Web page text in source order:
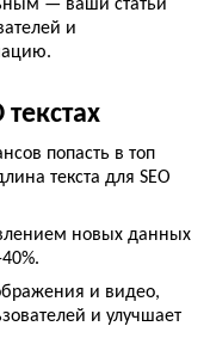
— ваши статьи
и
попасть в топ
текста для SEO
новых данных
и видео,
и улучшает